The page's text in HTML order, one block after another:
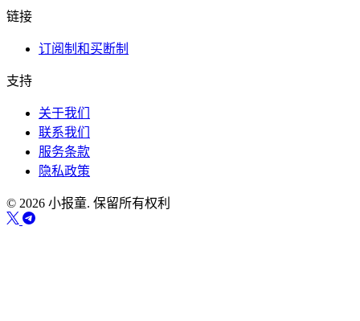
链接
订阅制和买断制
支持
关于我们
联系我们
服务条款
隐私政策
© 2026 小报童. 保留所有权利